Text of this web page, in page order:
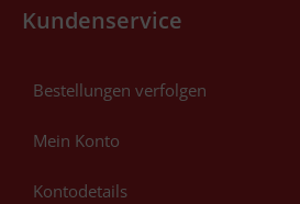
Kundenservice
Bestellungen verfolgen
Mein Konto
Kontodetails